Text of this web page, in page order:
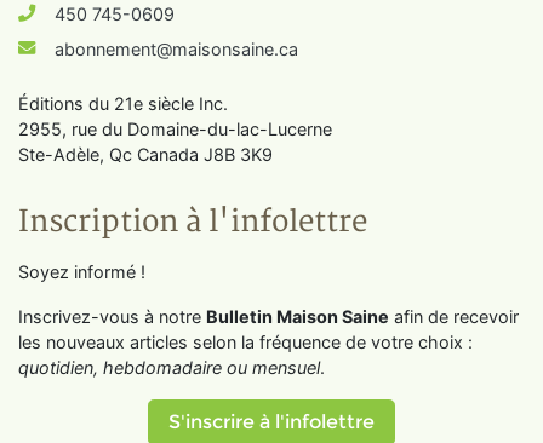
450 745-0609
abonnement@maisonsaine.ca
Éditions du 21e siècle Inc.
2955, rue du Domaine-du-lac-Lucerne
Ste-Adèle, Qc Canada J8B 3K9
Inscription à l'infolettre
Soyez informé !
Inscrivez-vous à notre Bulletin Maison Saine afin de recevoir
les nouveaux articles selon la fréquence de votre choix :
quotidien, hebdomadaire ou mensuel.
S'inscrire à l'infolettre